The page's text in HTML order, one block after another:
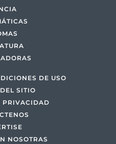
DE USO
SITIO
PRIVACIDAD
NOSOTRAS